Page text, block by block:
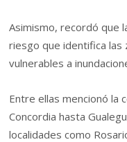
Asimismo, recordó que
riesgo que identifica las
vulnerables a
Entre ellas mencionó
Concordia hasta
localidades como